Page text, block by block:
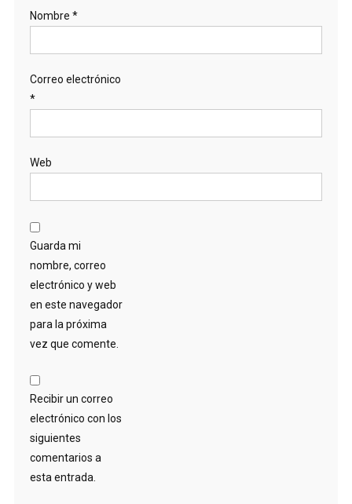
Nombre *
Correo electrónico
*
Web
Guarda mi
nombre, correo
electrónico y web
en este navegador
para la próxima
vez que comente.
Recibir un correo
electrónico con los
siguientes
comentarios a
esta entrada.